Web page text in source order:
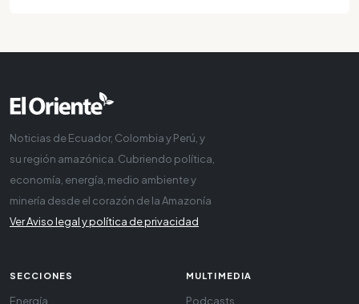
Noticias de Ecuador, Colombia y Perú, y
su región amazónica. Cubriendo política,
economía, energía, medio ambiente y
minería desde el corazón de la Amazonía
Ver Aviso legal y política de privacidad
SECCIONES
Energía
MULTIMEDIA
Podcasts